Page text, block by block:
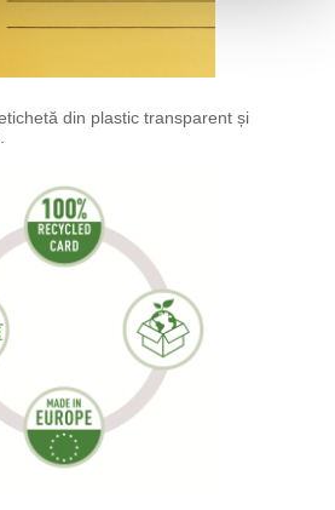
din plastic transparent și